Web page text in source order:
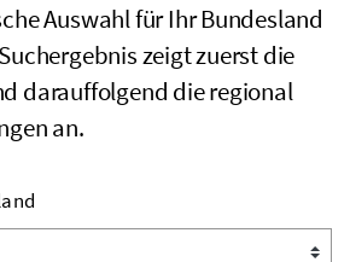
Auswahl für Ihr Bundesland
zeigt zuerst die
darauffolgend die regional
an.